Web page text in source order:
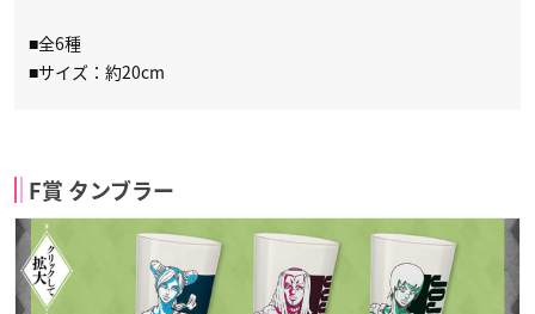
■全6種
■サイズ：約20cm
F賞 タンブラー